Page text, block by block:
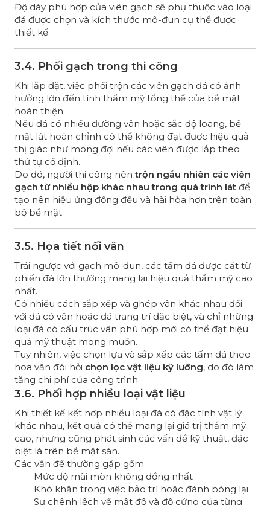
Độ dày phù hợp của viên gạch sẽ phụ thuộc vào loại
đá được chọn và kích thước mô-đun cụ thể được
thiết kế.
3.4. Phối gạch trong thi công
Khi lắp đặt, việc phối trộn các viên gạch đá có ảnh
hưởng lớn đến tính thẩm mỹ tổng thể của bề mặt
hoàn thiện.
Nếu đá có nhiều đường vân hoặc sắc độ loang, bề
mặt lát hoàn chỉnh có thể không đạt được hiệu quả
thị giác như mong đợi nếu các viên được lắp theo
thứ tự cố định.
Do đó, người thi công nêntrộn ngẫu nhiên các viên
gạch từ nhiều hộp khác nhau trong quá trình lát để
tạo nên hiệu ứng đồng đều và hài hòa hơn trên toàn
bộ bề mặt.
3.5. Họa tiết nối vân
Trái ngược với gạch mô-đun, các tấm đá được cắt từ
phiến đá lớn thường mang lại hiệu quả thẩm mỹ cao
nhất.
Có nhiều cách sắp xếp và ghép vân khác nhau đối
với đá có vân hoặc đá trang trí đặc biệt, và chỉ những
loại đá có cấu trúc vân phù hợp mới có thể đạt hiệu
quả mỹ thuật mong muốn.
Tuy nhiên, việc chọn lựa và sắp xếp các tấm đá theo
hoa văn đòi hỏi chọn lọc vật liệu kỹ lưỡng, do đó làm
tăng chi phí của công trình.
3.6. Phối hợp nhiều loại vật liệu
Khi thiết kế kết hợp nhiều loại đá có đặc tính vật lý
khác nhau, kết quả có thể mang lại giá trị thẩm mỹ
cao, nhưng cũng phát sinh các vấn đề kỹ thuật, đặc
biệt là trên bề mặt sàn.
Các vấn đề thường gặp gồm:
Mức độ mài mòn không đồng nhất
Khó khăn trong việc bảo trì hoặc đánh bóng lại
Sự chênh lệch về mật độ và độ cứng của từng